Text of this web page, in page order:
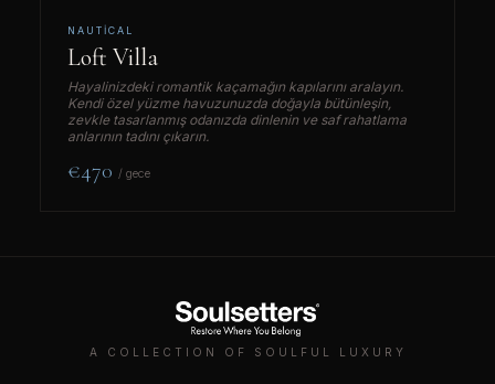
NAUTICAL
Loft Villa
Hayalinizdeki romantik kaçamağın kapılarını aralayın.
Kendi özel yüzme havuzunuzda doğayla bütünleşin,
zevkle tasarlanmış odanızda dinlenin ve saf rahatlama
anlarının tadını çıkarın.
€470 / gece
A COLLECTION OF SOULFUL LUXURY